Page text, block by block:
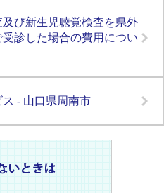
び新生児聴覚検査を県外
診した場合の費用につい
- 山口県周南市